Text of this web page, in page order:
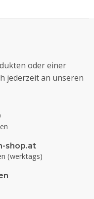
oder einer
jederzeit an unseren
shop.at
(werktags)